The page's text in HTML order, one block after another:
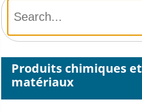
Produits chimiques et
matériaux